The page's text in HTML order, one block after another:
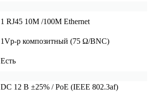
1 RJ45 10M /100M Ethernet
1Vp-p композитный (75 Ω/BNC)
Есть
DC 12 В ±25% / PoE (IEEE 802.3af)